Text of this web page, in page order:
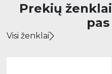
Prekių
Visi ženklai